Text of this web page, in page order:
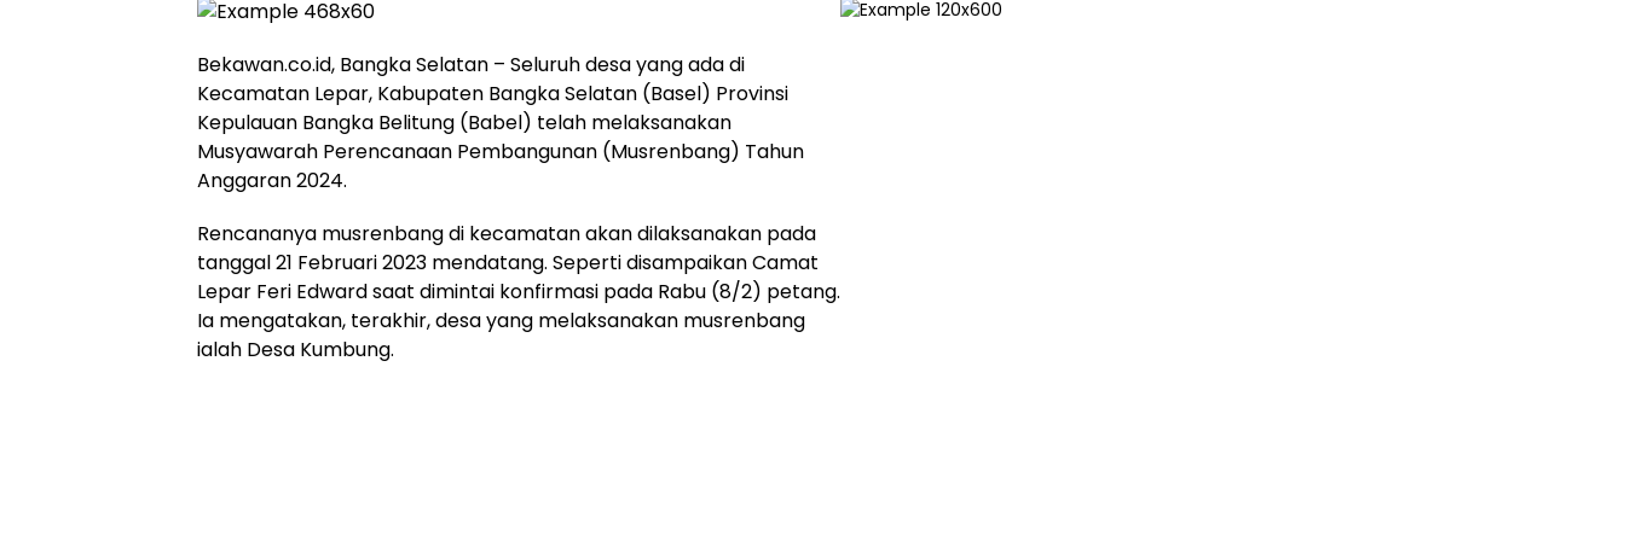
Bekawan.co.id, Bangka Selatan – Seluruh desa yang ada di
Kecamatan Lepar, Kabupaten Bangka Selatan (Basel) Provinsi
Kepulauan Bangka Belitung (Babel) telah melaksanakan
Musyawarah Perencanaan Pembangunan (Musrenbang) Tahun
Anggaran 2024.
Rencananya musrenbang di kecamatan akan dilaksanakan pada
tanggal 21 Februari 2023 mendatang. Seperti disampaikan Camat
Lepar Feri Edward saat dimintai konfirmasi pada Rabu (8/2) petang.
Ia mengatakan, terakhir, desa yang melaksanakan musrenbang
ialah Desa Kumbung.